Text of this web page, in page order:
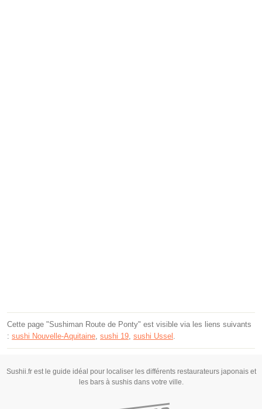
Cette page "Sushiman Route de Ponty" est visible via les liens suivants
: sushi Nouvelle-Aquitaine, sushi 19, sushi Ussel .
Sushii.fr est le guide idéal pour localiser les différents restaurateurs japonais et
les bars à sushis dans votre ville.